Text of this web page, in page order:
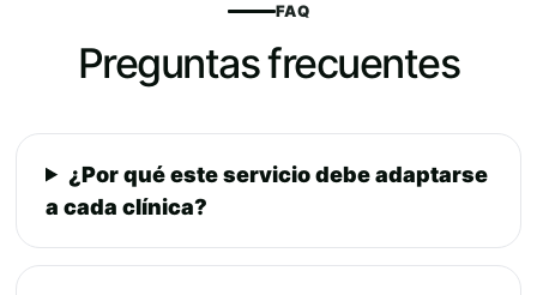
FAQ
Preguntas frecuentes
¿Por qué este servicio debe adaptarse
a cada clínica?